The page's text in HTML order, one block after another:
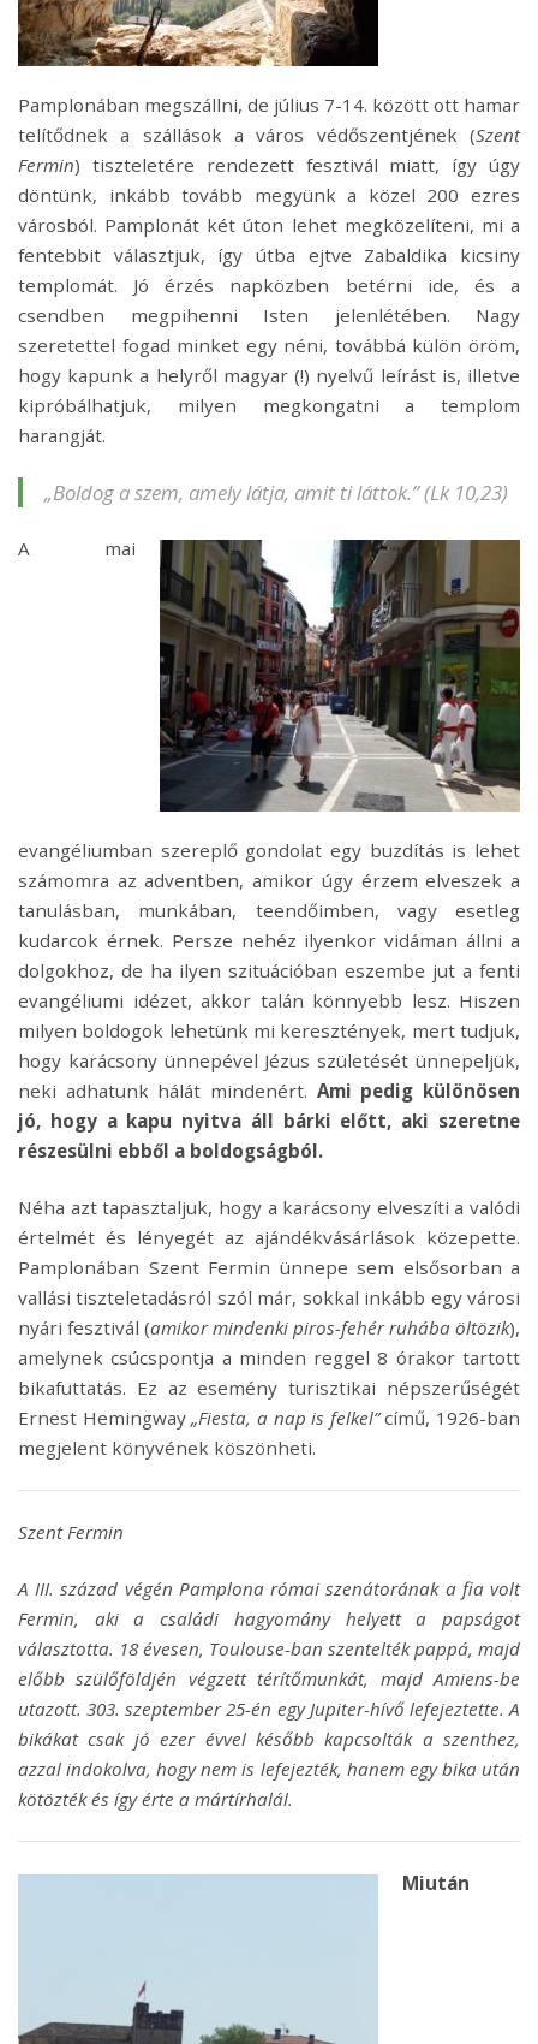
Dos Caminos – Látod már a célt?
Dos Caminos – Kisebb akadályokkal a cél felé
Dos Caminos – Örömvasárnapja és a Camino örömei
Dos Caminos – Tegyük le terheinket
Pamplonában megszállni, de július 7-14. között ott hamar
telítődnek a szállások a város védőszentjének (Szent
Fermin) tiszteletére rendezett fesztivál miatt, így úgy
döntünk, inkább tovább megyünk a közel 200 ezres
városból. Pamplonát két úton lehet megközelíteni, mi a
fentebbit választjuk, így útba ejtve Zabaldika kicsiny
templomát. Jó érzés napközben betérni ide, és a
csendben megpihenni Isten jelenlétében. Nagy
szeretettel fogad minket egy néni, továbbá külön öröm,
hogy kapunk a helyről magyar (!) nyelvű leírást is, illetve
kipróbálhatjuk, milyen megkongatni a templom
harangját.
„Boldog a szem, amely látja, amit ti láttok.”(Lk 10,23)
A mai
evangéliumban szereplő gondolat egy buzdítás is lehet
számomra az adventben, amikor úgy érzem elveszek a
tanulásban, munkában, teendőimben, vagy esetleg
kudarcok érnek. Persze nehéz ilyenkor vidáman állni a
dolgokhoz, de ha ilyen szituációban eszembe jut a fenti
evangéliumi idézet, akkor talán könnyebb lesz. Hiszen
milyen boldogok lehetünk mi keresztények, mert tudjuk,
hogy karácsony ünnepével Jézus születését ünnepeljük,
neki adhatunk hálát mindenért. Ami pedig különösen
jó, hogy a kapu nyitva áll bárki előtt, aki szeretne
részesülni ebből a boldogságból.
Néha azt tapasztaljuk, hogy a karácsony elveszíti a valódi
értelmét és lényegét az ajándékvásárlások közepette.
Pamplonában Szent Fermin ünnepe sem elsősorban a
vallási tiszteletadásról szól már, sokkal inkább egy városi
nyári fesztivál (amikor mindenki piros-fehér ruhába öltözik),
amelynek csúcspontja a minden reggel 8 órakor tartott
bikafuttatás. Ez az esemény turisztikai népszerűségét
Ernest Hemingway„Fiesta, a nap is felkel”című, 1926-ban
megjelent könyvének köszönheti.
Szent Fermin
A III. század végén Pamplona római szenátorának a fia volt
Fermin, aki a családi hagyomány helyett a papságot
választotta. 18 évesen, Toulouse-ban szentelték pappá, majd
előbb szülőföldjén végzett térítőmunkát, majd Amiens-be
utazott. 303. szeptember 25-én egy Jupiter-hívő lefejeztette. A
bikákat csak jó ezer évvel később kapcsolták a szenthez,
azzal indokolva, hogy nem is lefejezték, hanem egy bika után
kötözték és így érte a mártírhalál.
Miután